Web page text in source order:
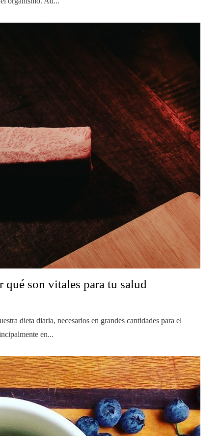
son vitales para tu salud
dieta diaria, necesarios en grandes cantidades para el
en...